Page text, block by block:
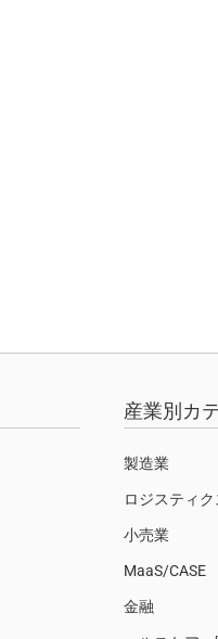
産業別カ
製造業
ロジスティク
小売業
MaaS/CASE
金融